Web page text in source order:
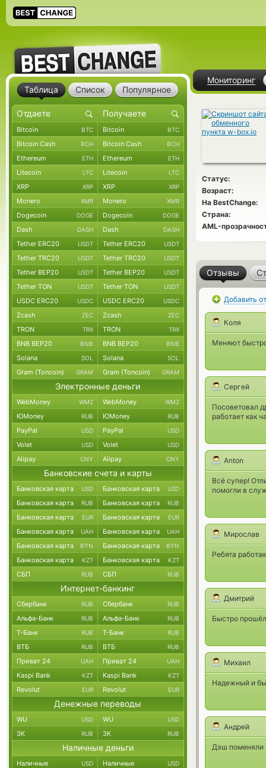
Мониторинг
Статус:
Возраст:
На BestChange:
Страна:
AML-
Отзывы
Добавить
Коля
Меняют
Сергей
Посоветовал
работает как
Anton
Всё супер!
помогли в
Мирослав
Ребята
Дмитрий
Быстро
Михаил
Надежный и
Андрей
Дэш поменяли
Таблица Список Популярное
Bitcoin BTC Bitcoin BTC
Bitcoin Cash BCH Bitcoin Cash BCH
Ethereum ETH Ethereum ETH
Litecoin LTC Litecoin LTC
XRP XRP XRP XRP
Monero XMR Monero XMR
Dogecoin DOGE Dogecoin DOGE
Dash DASH Dash DASH
Tether ERC20 USDT Tether ERC20 USDT
Tether TRC20 USDT Tether TRC20 USDT
Tether BEP20 USDT Tether BEP20 USDT
Tether TON USDT Tether TON USDT
USDC ERC20 USDC USDC ERC20 USDC
Zcash ZEC Zcash ZEC
TRON TRX TRON TRX
BNB BEP20 BNB BNB BEP20 BNB
Solana SOL Solana SOL
Gram (Toncoin) GRAM Gram (Toncoin) GRAM
Электронные деньги
WebMoney WMZ WebMoney WMZ
ЮMoney RUB ЮMoney RUB
PayPal USD PayPal USD
Volet USD Volet USD
Alipay CNY Alipay CNY
Банковские счета и карты
Банковская карта USD Банковская карта USD
Банковская карта RUB Банковская карта RUB
Банковская карта EUR Банковская карта EUR
Банковская карта UAH Банковская карта UAH
Банковская карта BYN Банковская карта BYN
Банковская карта KZT Банковская карта KZT
СБП RUB СБП RUB
Интернет-банкинг
Сбербанк RUB Сбербанк RUB
Альфа-Банк RUB Альфа-Банк RUB
Т-Банк RUB Т-Банк RUB
ВТБ RUB ВТБ RUB
Приват 24 UAH Приват 24 UAH
Kaspi Bank KZT Kaspi Bank KZT
Revolut EUR Revolut EUR
Денежные переводы
WU USD WU USD
ЗК RUB ЗК RUB
Наличные деньги
Наличные USD Наличные USD